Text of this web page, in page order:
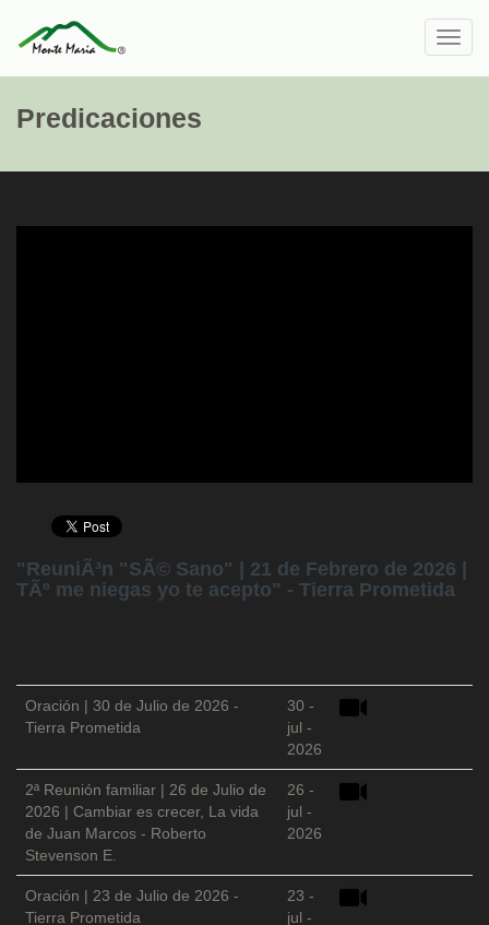
Predicaciones
"ReuniÃ³n "SÃ© Sano" | 21 de Febrero de 2026 |
TÃº me niegas yo te acepto" - Tierra Prometida
Oración | 30 de Julio de 2026 -
Tierra Prometida
30 -
jul -
2026
2ª Reunión familiar | 26 de Julio de
2026 | Cambiar es crecer, La vida
de Juan Marcos - Roberto
Stevenson E.
26 -
jul -
2026
Oración | 23 de Julio de 2026 -
Tierra Prometida
23 -
jul -